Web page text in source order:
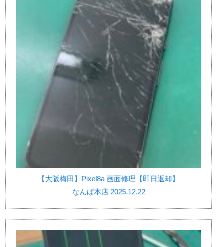
【大阪梅田】Pixel8a 画面修理【即日返却】
なんば本店 2025.12.22